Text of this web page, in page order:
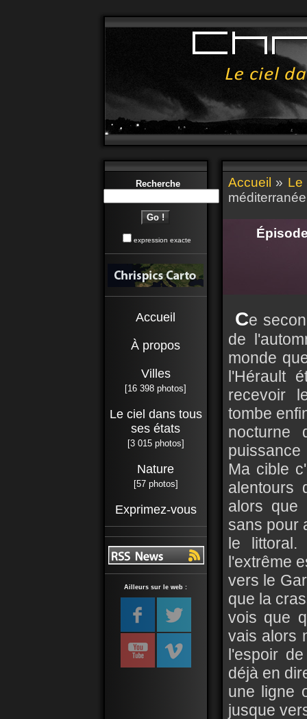
Recherche
expression exacte
Accueil
À propos
Villes
[16 398 photos]
Le ciel dans tous
ses états
[3 015 photos]
Nature
[57 photos]
Exprimez-vous
Ailleurs sur le web :
Accueil » Le
Ce
de
monde
l'Hérault
recevoir
tombe
nocturne
Ma cible
alentours
alors que
sans pour
le
l'extrême
vers le
que la
vois que
vais alors
l'espoir
déjà en
une ligne
jusque